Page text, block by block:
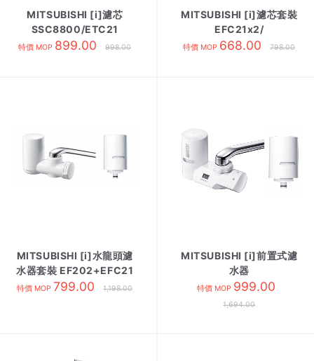
MITSUBISHI [i]濾芯
SSC8800/ETC21
特價 MOP 899.00 998.00
MITSUBISHI [i]濾芯套裝
EFC21x2/
特價 MOP 668.00 798.00
MITSUBISHI [i]水龍頭濾
水器套裝 EF202+EFC21
特價 MOP 799.00 1,198.00
MITSUBISHI [i]前置式濾
水器
EF203+EFC21+EFC21
特價 MOP 999.00
1,694.00